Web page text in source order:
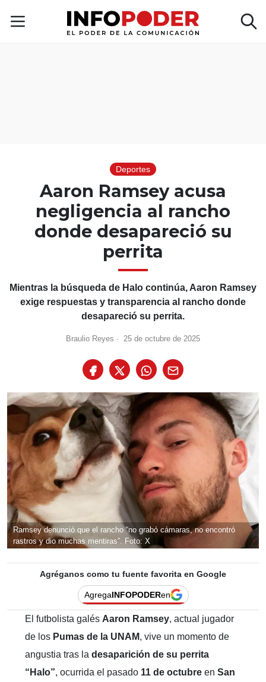
Deportes
Aaron Ramsey acusa
negligencia al rancho
donde desapareció su
perrita
Mientras la búsqueda de Halo continúa, Aaron Ramsey
exige respuestas y transparencia al rancho donde
desapareció su perrita.
Braulio Reyes · 25 de octubre de 2025
Ramsey denunció que el rancho “no grabó cámaras, no encontró
rastros y dio muchas mentiras”. Foto: X
Agréganos como tu fuente favorita en Google
AgregaINFOPODERen
El futbolista galés Aaron Ramsey, actual jugador
de los Pumas de la UNAM, vive un momento de
angustia tras la desaparición de su perrita
“Halo”, ocurrida el pasado 11 de octubre en San